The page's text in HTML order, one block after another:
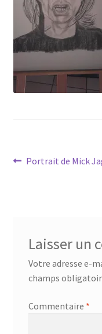
Panier
Tarifs
WPMS HTML Sitemap
Navigation
Article
Portrait de Mick
Laisser un
Votre adresse e-
champs
Commentaire *